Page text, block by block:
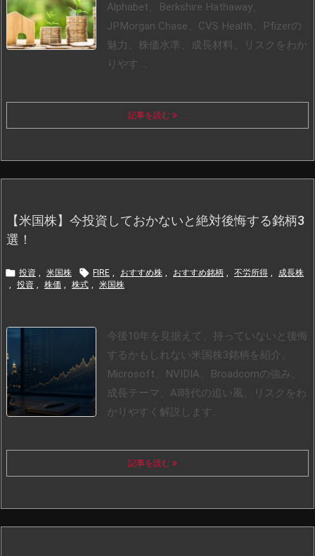
Alphabet、Berkshire Hathaway、
JPMorgan Chase、CVS Health、Pfizerの
魅力、株価水準、成長材料、リスクをわか
りやす ...
記事を読む ...
【米国株】今投資しておかないと絶対後悔する銘柄3
選！
 投資 , 米国株  FIRE , おすすめ株 , おすすめ銘柄 , 不労所得 ,
成長株
,
投資 , 株価 , 株式 , 米国株
今後10年を見据えて、持っていないと後悔
するかもしれない米国株3銘柄を紹介。
Microsoft、NVIDIA、Broadcomの強み、
成長テーマ、AI時代の追い風、リスクをわ
かりやすく解説します。
記事を読む ...